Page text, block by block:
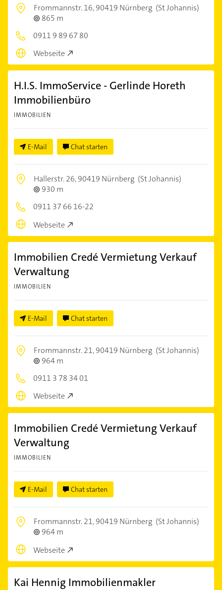
Frommannstr. 16,90419 Nürnberg (St Johannis)
865 m
0911 9 89 67 80
Webseite
H.I.S. ImmoService - Gerlinde Horeth
Immobilienbüro
IMMOBILIEN
E-Mail Chat starten
Hallerstr. 26,90419 Nürnberg (St Johannis)
930 m
0911 37 66 16-22
Webseite
Immobilien Credé Vermietung Verkauf
Verwaltung
IMMOBILIEN
E-Mail Chat starten
Frommannstr. 21,90419 Nürnberg (St Johannis)
964 m
0911 3 78 34 01
Webseite
Immobilien Credé Vermietung Verkauf
Verwaltung
IMMOBILIEN
E-Mail Chat starten
Frommannstr. 21,90419 Nürnberg (St Johannis)
964 m
Webseite
Kai Hennig Immobilienmakler